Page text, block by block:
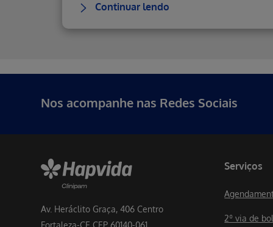
Continuar lendo
Nos acompanhe nas Redes Sociais
Av. Heráclito Graça, 406 Centro
Fortaleza-CE CEP 60140-061
Serviços
2º via de